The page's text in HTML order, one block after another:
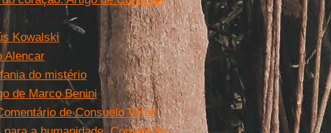
Kowalski
Alencar
do mistério
de Marco Benini
de Consuelo Vélez